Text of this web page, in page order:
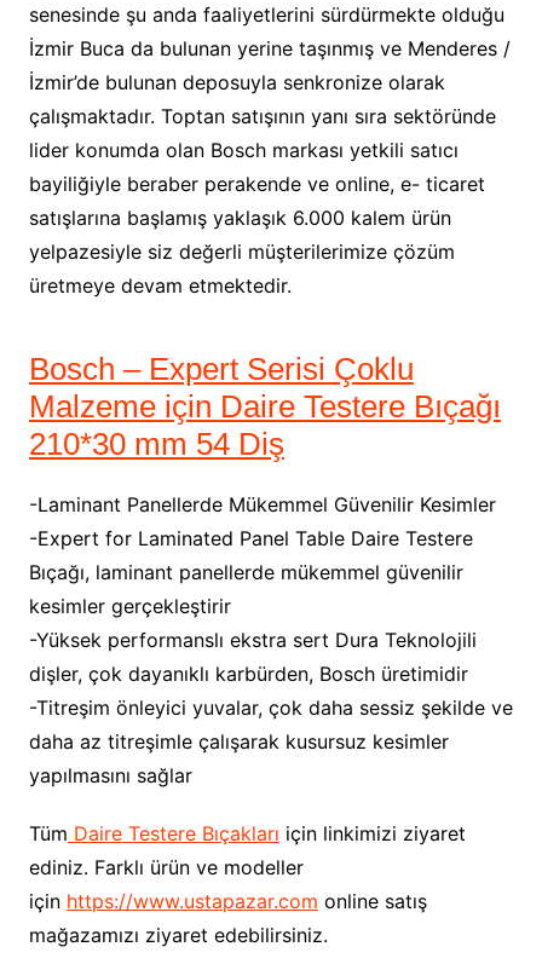
senesinde şu anda faaliyetlerini sürdürmekte olduğu
İzmir Buca da bulunan yerine taşınmış ve Menderes /
İzmir’de bulunan deposuyla senkronize olarak
çalışmaktadır. Toptan satışının yanı sıra sektöründe
lider konumda olan Bosch markası yetkili satıcı
bayiliğiyle beraber perakende ve online, e- ticaret
satışlarına başlamış yaklaşık 6.000 kalem ürün
yelpazesiyle siz değerli müşterilerimize çözüm
üretmeye devam etmektedir.
Bosch – Expert Serisi Çoklu
Malzeme için Daire Testere Bıçağı
210*30 mm 54 Diş
-Laminant Panellerde Mükemmel Güvenilir Kesimler
-Expert for Laminated Panel Table Daire Testere
Bıçağı, laminant panellerde mükemmel güvenilir
kesimler gerçekleştirir
-Yüksek performanslı ekstra sert Dura Teknolojili
dişler, çok dayanıklı karbürden, Bosch üretimidir
-Titreşim önleyici yuvalar, çok daha sessiz şekilde ve
daha az titreşimle çalışarak kusursuz kesimler
yapılmasını sağlar
Tüm Daire Testere Bıçakları için linkimizi ziyaret
ediniz. Farklı ürün ve modeller
için https://www.ustapazar.com online satış
mağazamızı ziyaret edebilirsiniz.